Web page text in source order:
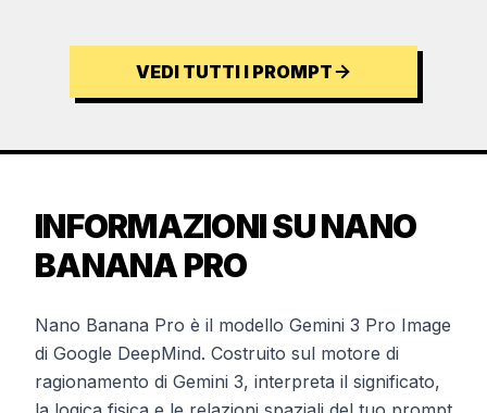
VEDI TUTTI I PROMPT
INFORMAZIONI SU NANO
BANANA PRO
Nano Banana Pro è il modello Gemini 3 Pro Image
di Google DeepMind. Costruito sul motore di
ragionamento di Gemini 3, interpreta il significato,